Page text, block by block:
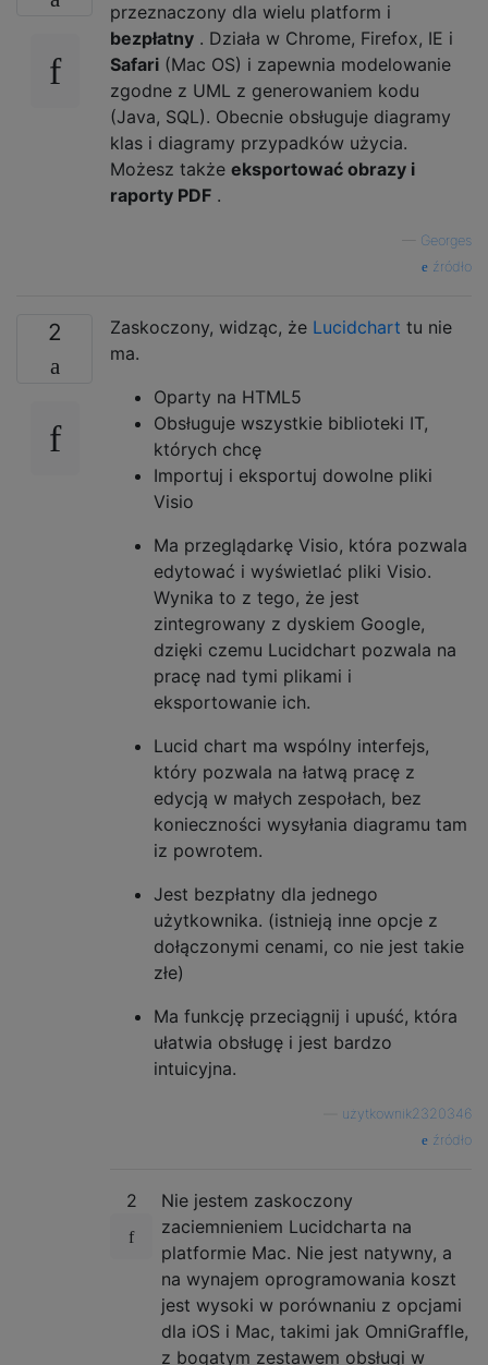
przeznaczony dla wielu platform i
bezpłatny . Działa w Chrome, Firefox, IE i
Safari (Mac OS) i zapewnia modelowanie
zgodne z UML z generowaniem kodu
(Java, SQL). Obecnie obsługuje diagramy
klas i diagramy przypadków użycia.
Możesz także eksportować obrazy i
raporty PDF .
Georges
źródło
2 Zaskoczony, widząc, że Lucidchart tu nie
ma.
Oparty na HTML5
Obsługuje wszystkie biblioteki IT,
których chcę
Importuj i eksportuj dowolne pliki
Visio
Ma przeglądarkę Visio, która pozwala
edytować i wyświetlać pliki Visio.
Wynika to z tego, że jest
zintegrowany z dyskiem Google,
dzięki czemu Lucidchart pozwala na
pracę nad tymi plikami i
eksportowanie ich.
Lucid chart ma wspólny interfejs,
który pozwala na łatwą pracę z
edycją w małych zespołach, bez
konieczności wysyłania diagramu tam
iz powrotem.
Jest bezpłatny dla jednego
użytkownika. (istnieją inne opcje z
dołączonymi cenami, co nie jest takie
złe)
Ma funkcję przeciągnij i upuść, która
ułatwia obsługę i jest bardzo
intuicyjna.
użytkownik2320346
źródło
2
Nie jestem zaskoczony
zaciemnieniem Lucidcharta na
platformie Mac. Nie jest natywny, a
na wynajem oprogramowania koszt
jest wysoki w porównaniu z opcjami
dla iOS i Mac, takimi jak OmniGraffle,
z bogatym zestawem obsługi w